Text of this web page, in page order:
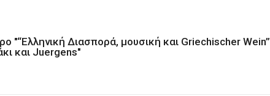
"“Ελληνική Διασπορά, μουσική και Griechischer Wein”
και Juergens"